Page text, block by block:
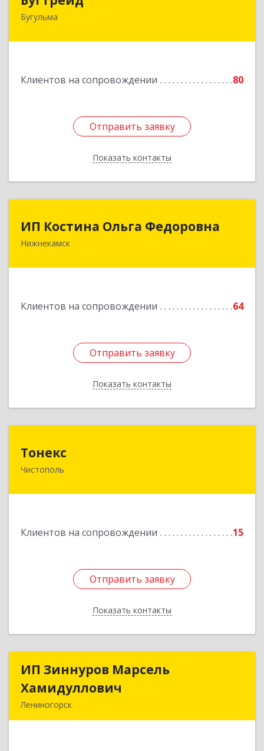
Бугульма
Клиентов на сопровождении 80
Отправить заявку
Показать контакты
420230, Татарстан Респ, Бугульма г, Вахитово,
Отправить заявку
Назад
ИП Костина Ольга Федоровна
Нижнекамск
Клиентов на сопровождении 64
Отправить заявку
Показать контакты
Отправить заявку
Назад
Тонекс
Чистополь
Клиентов на сопровождении 15
Отправить заявку
Показать контакты
422980, Татарстан Респ, Чистопольский р-н,
Отправить заявку
Назад
ИП Зиннуров Марсель
Хамидуллович
Лениногорск
ИП Зиннуров Марсель